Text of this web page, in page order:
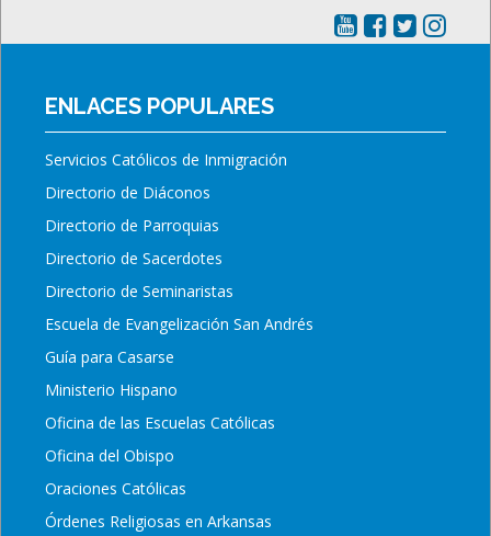
ENLACES POPULARES
Servicios Católicos de Inmigración
Directorio de Diáconos
Directorio de Parroquias
Directorio de Sacerdotes
Directorio de Seminaristas
Escuela de Evangelización San Andrés
Guía para Casarse
Ministerio Hispano
Oficina de las Escuelas Católicas
Oficina del Obispo
Oraciones Católicas
Órdenes Religiosas en Arkansas